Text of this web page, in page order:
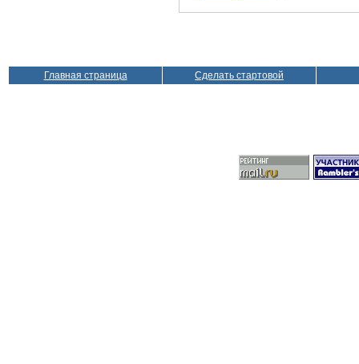
Главная страница Сделать стартовой